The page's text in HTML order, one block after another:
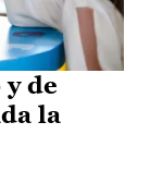
de
la